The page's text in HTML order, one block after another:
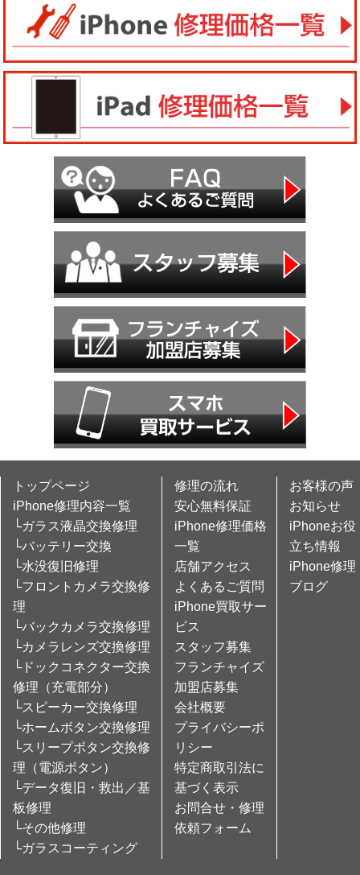
トップページ
iPhone修理内容一覧
└ガラス液晶交換修理
└バッテリー交換
└水没復旧修理
└フロントカメラ交換修
理
└バックカメラ交換修理
└カメラレンズ交換修理
└ドックコネクター交換
修理（充電部分）
└スピーカー交換修理
└ホームボタン交換修理
└スリープボタン交換修
理（電源ボタン）
└データ復旧・救出／基
板修理
└その他修理
└ガラスコーティング
修理の流れ
安心無料保証
iPhone修理価格
一覧
店舗アクセス
よくあるご質問
iPhone買取サー
ビス
スタッフ募集
フランチャイズ
加盟店募集
会社概要
プライバシーポ
リシー
特定商取引法に
基づく表示
お問合せ・修理
依頼フォーム
お客様の声
お知らせ
iPhoneお役
立ち情報
iPhone修理
ブログ